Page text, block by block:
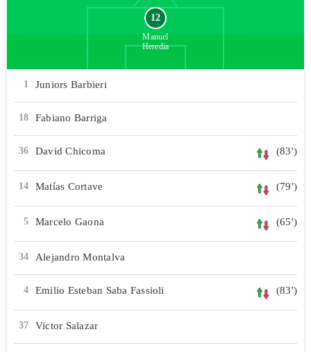
12
Manuel
Heredia
1 Juniors Barbieri
18 Fabiano Barriga
36 David Chicoma (83')
14 Matías Cortave (79')
5 Marcelo Gaona (65')
34 Alejandro Montalva
4 Emilio Esteban Saba Fassioli (83')
37 Victor Salazar